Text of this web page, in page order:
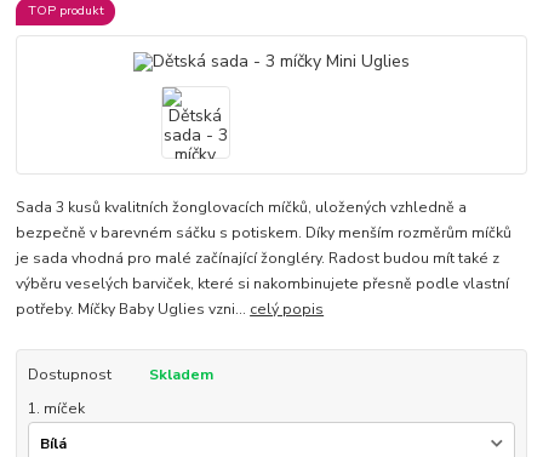
TOP produkt
Sada 3 kusů kvalitních žonglovacích míčků, uložených vzhledně a
bezpečně v barevném sáčku s potiskem. Díky menším rozměrům míčků
je sada vhodná pro malé začínající žongléry. Radost budou mít také z
výběru veselých barviček, které si nakombinujete přesně podle vlastní
potřeby. Míčky Baby Uglies vzni... celý popis
Dostupnost
Skladem
1. míček